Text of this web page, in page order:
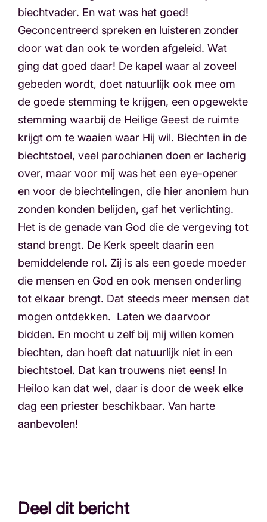
biechtvader. En wat was het goed!
Geconcentreerd spreken en luisteren zonder
door wat dan ook te worden afgeleid. Wat
ging dat goed daar! De kapel waar al zoveel
gebeden wordt, doet natuurlijk ook mee om
de goede stemming te krijgen, een opgewekte
stemming waarbij de Heilige Geest de ruimte
krijgt om te waaien waar Hij wil. Biechten in de
biechtstoel, veel parochianen doen er lacherig
over, maar voor mij was het een eye-opener
en voor de biechtelingen, die hier anoniem hun
zonden konden belijden, gaf het verlichting.
Het is de genade van God die de vergeving tot
stand brengt. De Kerk speelt daarin een
bemiddelende rol. Zij is als een goede moeder
die mensen en God en ook mensen onderling
tot elkaar brengt. Dat steeds meer mensen dat
mogen ontdekken. Laten we daarvoor
bidden. En mocht u zelf bij mij willen komen
biechten, dan hoeft dat natuurlijk niet in een
biechtstoel. Dat kan trouwens niet eens! In
Heiloo kan dat wel, daar is door de week elke
dag een priester beschikbaar. Van harte
aanbevolen!
Deel dit bericht